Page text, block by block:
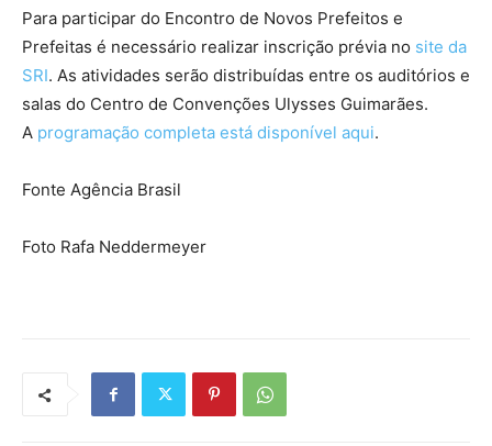
Para participar do Encontro de Novos Prefeitos e
Prefeitas é necessário realizar inscrição prévia no site da
SRI. As atividades serão distribuídas entre os auditórios e
salas do Centro de Convenções Ulysses Guimarães.
A programação completa está disponível aqui.
Fonte Agência Brasil
Foto Rafa Neddermeyer